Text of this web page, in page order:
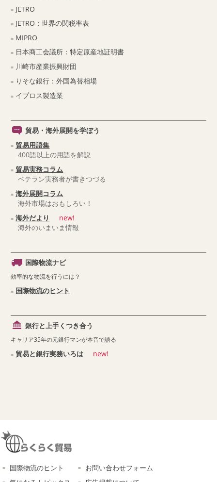
JETRO
JETRO：世界の関税率表
MIPRO
日本商工会議所：特定原産地証明書
川崎市産業振興財団
りそな銀行：外国為替相場
イプロス製造業
貿易・海外展開を学ぼう
貿易用語集
400語以上の用語を解説
貿易実務コラム
ベテラン実務者が書きつづる
海外展開コラム
海外市場はおもしろい！
海外だより
new!
海外のいまいま情報
国際物流ナビ
効率的な物流を行うには？
国際物流のヒント
銀行と上手くつき合う
キャリア35年の元銀行マンが本音で語る
貿易と銀行実務いろは new!
国際物流のヒント
お問い合わせフォーム